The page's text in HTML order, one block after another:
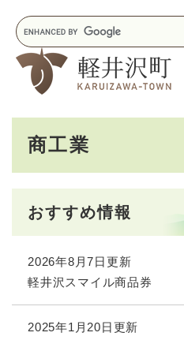
キ
ー
ワ
商工業
おすすめ情報
2026年8月7日更新
軽井沢スマイル商品券
2025年1月20日更新